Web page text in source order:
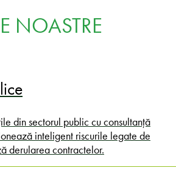
NOASTRE
din sectorul public cu consultanță
inteligent riscurile legate de
derularea contractelor.